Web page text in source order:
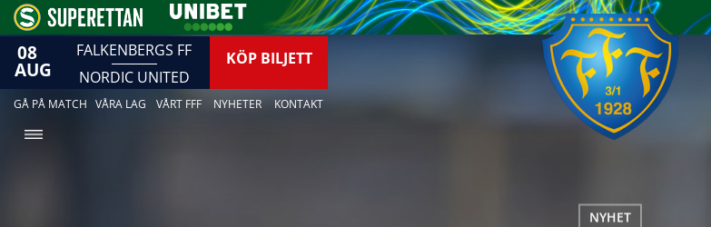
08
AUG
FALKENBERGS FF
NORDIC UNITED
KÖP BILJETT
GÅ PÅ MATCH VÅRA LAG VÅRT FFF NYHETER KONTAKT
NYHET